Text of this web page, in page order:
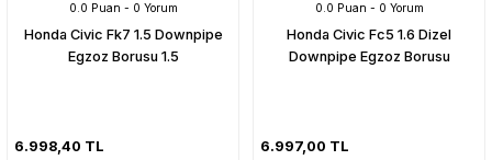
0.0 Puan - 0 Yorum
Honda Civic Fk7 1.5 Downpipe
Egzoz Borusu 1.5
6.998,40 TL
0.0 Puan - 0 Yorum
Honda Civic Fc5 1.6 Dizel
Downpipe Egzoz Borusu
6.997,00 TL